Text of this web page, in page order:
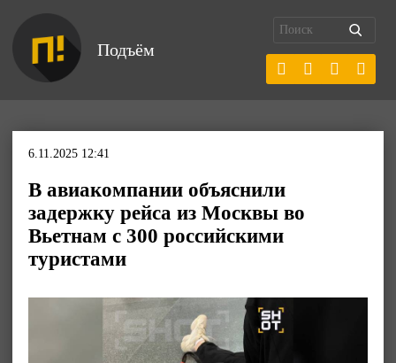
Подъём
6.11.2025 12:41
В авиакомпании объяснили
задержку рейса из Москвы во
Вьетнам с 300 российскими
туристами